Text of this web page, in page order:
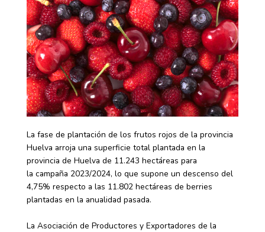
La fase de plantación de los frutos rojos de la provincia
Huelva arroja una superficie total plantada en la
provincia de Huelva de 11.243 hectáreas para
la campaña 2023/2024, lo que supone un descenso del
4,75% respecto a las 11.802 hectáreas de berries
plantadas en la anualidad pasada.
La Asociación de Productores y Exportadores de la